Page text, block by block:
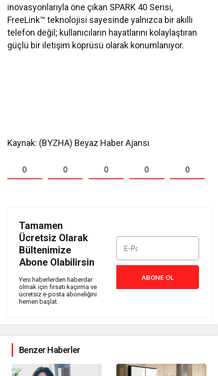
inovasyonlarıyla öne çıkan SPARK 40 Serisi,
FreeLink™ teknolojisi sayesinde yalnızca bir akıllı
telefon değil; kullanıcıların hayatlarını kolaylaştıran
güçlü bir iletişim köprüsü olarak konumlanıyor.
Kaynak: (BYZHA) Beyaz Haber Ajansı
0 0 0 0 0
Tamamen
Ücretsiz Olarak
Bültenimize
Abone Olabilirsin
Yeni haberlerden haberdar
olmak için fırsatı kaçırma ve
ücretsiz e-posta aboneliğini
hemen başlat.
ABONE OL
Benzer Haberler